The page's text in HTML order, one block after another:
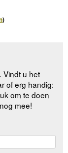
)
Vindt u het
of erg handig:
om te doen
mee!